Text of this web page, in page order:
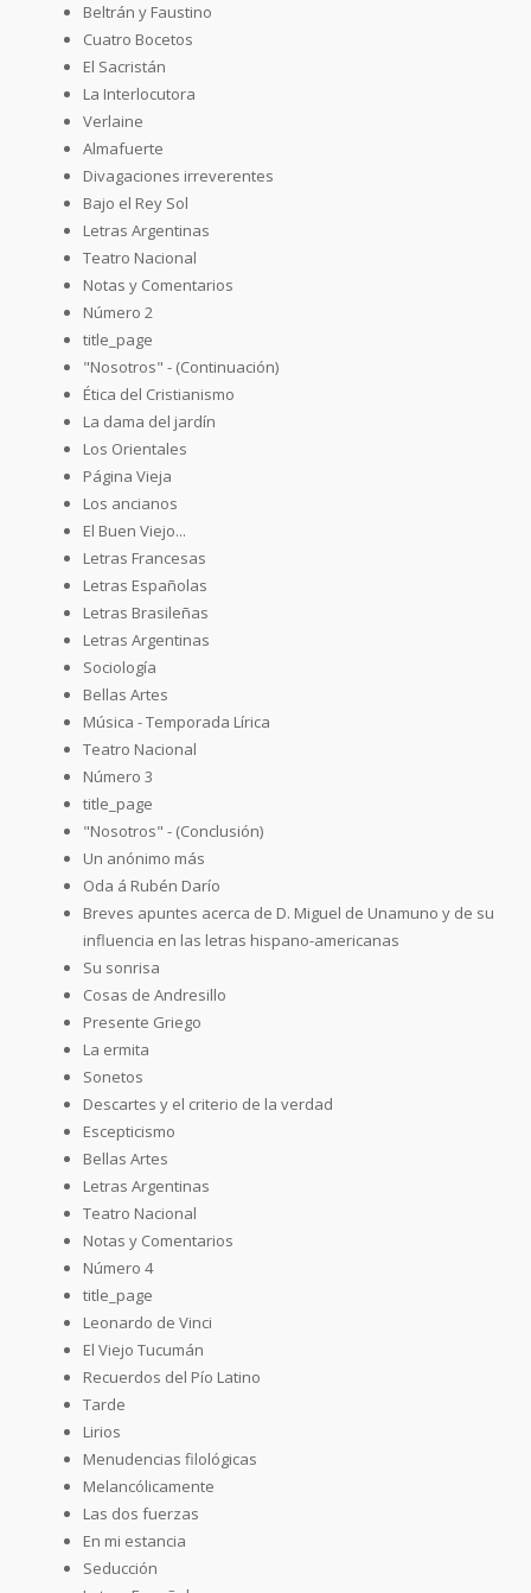
Beltrán y Faustino
Cuatro Bocetos
El Sacristán
La Interlocutora
Verlaine
Almafuerte
Divagaciones irreverentes
Bajo el Rey Sol
Letras Argentinas
Teatro Nacional
Notas y Comentarios
Número 2
title_page
"Nosotros" - (Continuación)
Ética del Cristianismo
La dama del jardín
Los Orientales
Página Vieja
Los ancianos
El Buen Viejo...
Letras Francesas
Letras Españolas
Letras Brasileñas
Letras Argentinas
Sociología
Bellas Artes
Música - Temporada Lírica
Teatro Nacional
Número 3
title_page
"Nosotros" - (Conclusión)
Un anónimo más
Oda á Rubén Darío
Breves apuntes acerca de D. Miguel de Unamuno y de su
influencia en las letras hispano-americanas
Su sonrisa
Cosas de Andresillo
Presente Griego
La ermita
Sonetos
Descartes y el criterio de la verdad
Escepticismo
Bellas Artes
Letras Argentinas
Teatro Nacional
Notas y Comentarios
Número 4
title_page
Leonardo de Vinci
El Viejo Tucumán
Recuerdos del Pío Latino
Tarde
Lirios
Menudencias filológicas
Melancólicamente
Las dos fuerzas
En mi estancia
Seducción